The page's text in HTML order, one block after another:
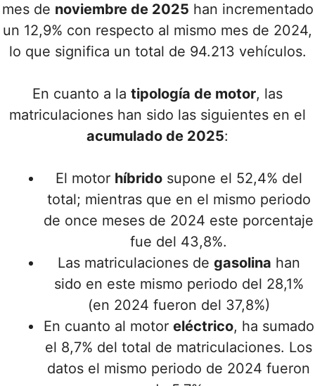
mes de noviembre de 2025 han incrementado
un 12,9% con respecto al mismo mes de 2024,
lo que significa un total de 94.213 vehículos.
En cuanto a la tipología de motor, las
matriculaciones han sido las siguientes en el
acumulado de 2025:
El motor híbridosupone el 52,4% del
total; mientras que en el mismo periodo
de once meses de 2024 este porcentaje
fue del 43,8%.
Las matriculaciones de gasolina han
sido en este mismo periodo del 28,1%
(en 2024 fueron del 37,8%)
En cuanto al motor eléctrico, ha sumado
el 8,7% del total de matriculaciones. Los
datos el mismo periodo de 2024 fueron